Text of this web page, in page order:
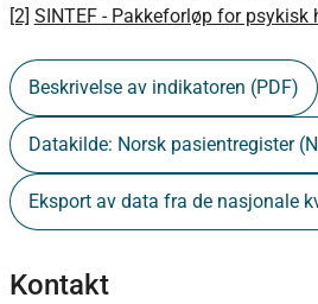
[2] SINTEF - Pakkeforløp for
Beskrivelse av indikatoren (PDF)
Datakilde: Norsk pasientregister
Eksport av data fra de nasjonale
Kontakt